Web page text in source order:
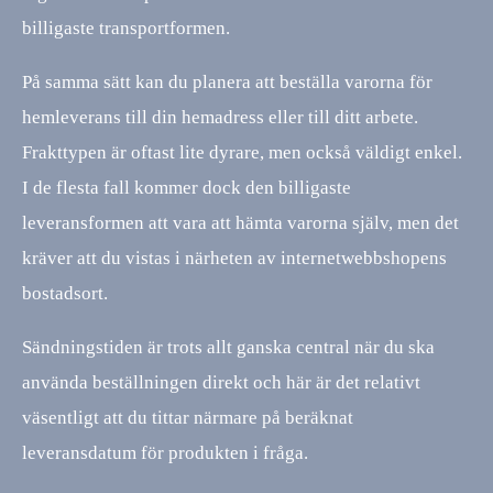
billigaste transportformen.
På samma sätt kan du planera att beställa varorna för
hemleverans till din hemadress eller till ditt arbete.
Frakttypen är oftast lite dyrare, men också väldigt enkel.
I de flesta fall kommer dock den billigaste
leveransformen att vara att hämta varorna själv, men det
kräver att du vistas i närheten av internetwebbshopens
bostadsort.
Sändningstiden är trots allt ganska central när du ska
använda beställningen direkt och här är det relativt
väsentligt att du tittar närmare på beräknat
leveransdatum för produkten i fråga.